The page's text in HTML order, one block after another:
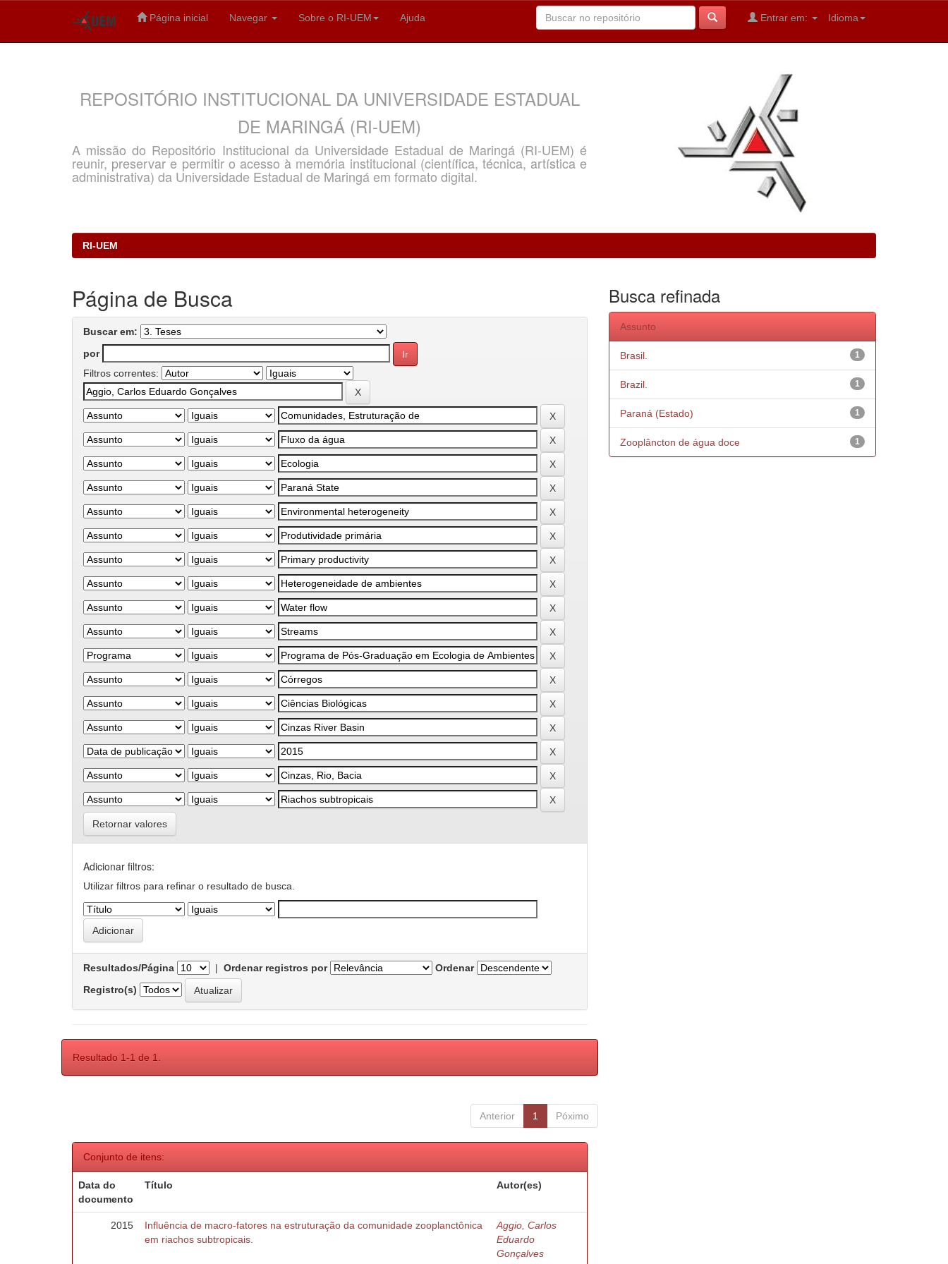
Página inicial Navegar Sobre o RI-UEM Ajuda Idioma
Entrar em:
REPOSITÓRIO INSTITUCIONAL DA UNIVERSIDADE ESTADUAL
DE MARINGÁ (RI-UEM)
A missão do Repositório Institucional da Universidade Estadual de Maringá (RI-UEM) é
reunir, preservar e permitir o acesso à memória institucional (científica, técnica, artística e
administrativa) da Universidade Estadual de Maringá em formato digital.
RI-UEM
Página de Busca
Buscar em:
por
Filtros correntes:
Retornar valores
Adicionar filtros:
Utilizar filtros para refinar o resultado de busca.
Resultados/Página | Ordenar registros por
Ordenar
Registro(s)
Resultado 1-1 de 1.
Anterior 1 Póximo
Conjunto de itens:
Data do
documento
Título Autor(es)
2015
Influência de macro-fatores na estruturação da comunidade zooplanctônica
em riachos subtropicais.
Aggio, Carlos
Eduardo
Gonçalves
Busca refinada
Assunto
1
Brasil.
1
Brazil.
1
Paraná (Estado)
1
Zooplâncton de água doce